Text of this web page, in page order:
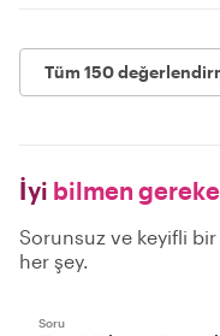
Tüm 150
İyi bilmen
Sorunsuz ve keyifli
her şey.
Soru